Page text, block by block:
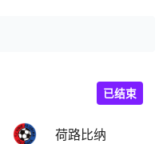
荷路比纳
已结束